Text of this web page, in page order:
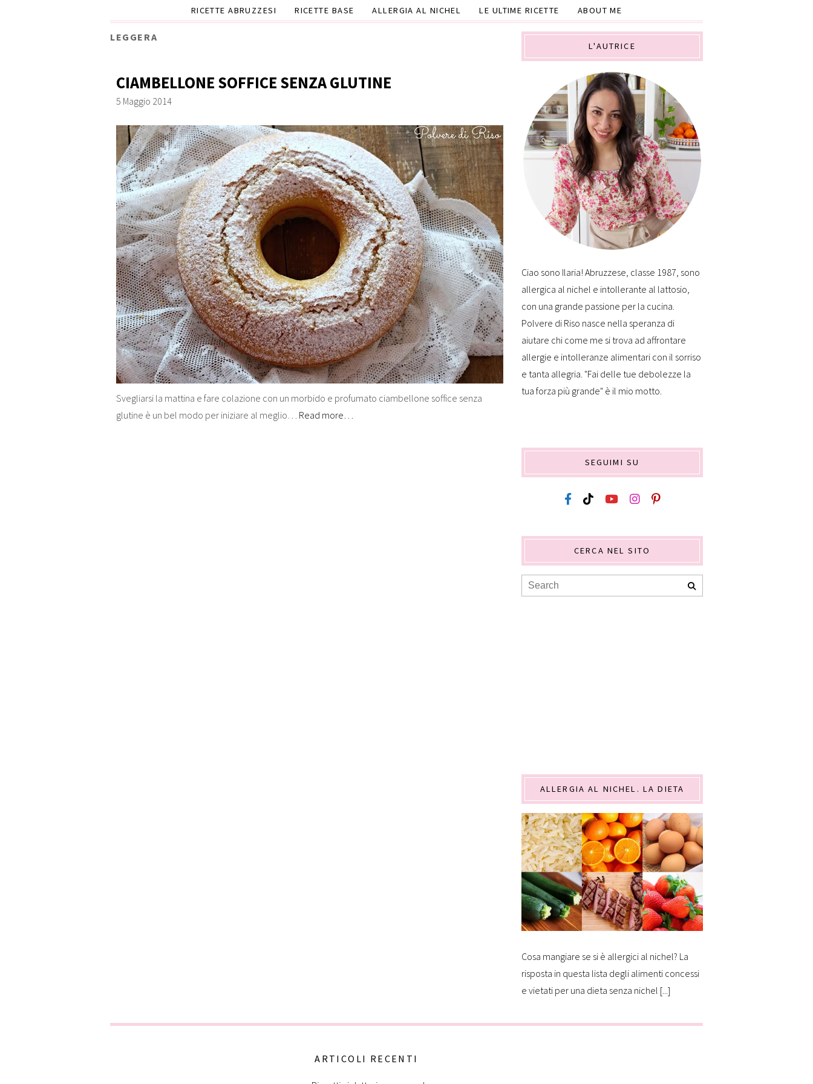
RICETTE ABRUZZESI
RICETTE BASE ALLERGIA AL NICHEL LE ULTIME RICETTE ABOUT ME
LEGGERA
CIAMBELLONE SOFFICE SENZA GLUTINE
5 Maggio 2014
Svegliarsi la mattina e fare colazione con un morbido e profumato ciambellone soffice senza
glutine è un bel modo per iniziare al meglio… Read more…
L'AUTRICE
Ciao sono Ilaria! Abruzzese, classe 1987, sono
allergica al nichel e intollerante al lattosio,
con una grande passione per la cucina.
Polvere di Riso nasce nella speranza di
aiutare chi come me si trova ad affrontare
allergie e intolleranze alimentari con il sorriso
e tanta allegria. "Fai delle tue debolezze la
tua forza più grande" è il mio motto.
SEGUIMI SU
CERCA NEL SITO
ALLERGIA AL NICHEL. LA DIETA
Cosa mangiare se si è allergici al nichel? La
risposta in questa lista degli alimenti concessi
e vietati per una dieta senza nichel [...]
ARTICOLI RECENTI